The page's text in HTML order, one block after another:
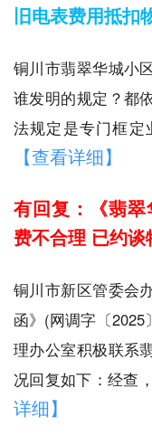
旧电表费用抵扣
铜川市翡翠华城小
谁发明的规定？都
法规定是专门框
【查看详细】
有回复：《翡
费不合理 已约谈
铜川市新区管委会
函》(网调字〔2025
理办公室积极联系
况回复如下：经查
详细】